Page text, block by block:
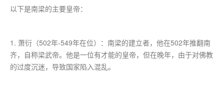
以下是南梁的主要皇帝：
1. 萧衍（502年-549年在位）：南梁的建立者，他在502年推翻南
齐，自称梁武帝。他是一位有才能的皇帝，但在晚年，由于对佛教
的过度沉迷，导致国家陷入混乱。